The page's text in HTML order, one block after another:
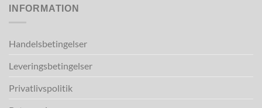
INFORMATION
Handelsbetingelser
Leveringsbetingelser
Privatlivspolitik